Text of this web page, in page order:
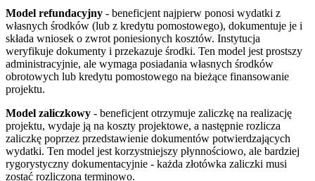
Model refundacyjny - beneficjent najpierw ponosi wydatki z
własnych środków (lub z kredytu pomostowego), dokumentuje je i
składa wniosek o zwrot poniesionych kosztów. Instytucja
weryfikuje dokumenty i przekazuje środki. Ten model jest prostszy
administracyjnie, ale wymaga posiadania własnych środków
obrotowych lub kredytu pomostowego na bieżące finansowanie
projektu.
Model zaliczkowy - beneficjent otrzymuje zaliczkę na realizację
projektu, wydaje ją na koszty projektowe, a następnie rozlicza
zaliczkę poprzez przedstawienie dokumentów potwierdzających
wydatki. Ten model jest korzystniejszy płynnościowo, ale bardziej
rygorystyczny dokumentacyjnie - każda złotówka zaliczki musi
zostać rozliczona terminowo.